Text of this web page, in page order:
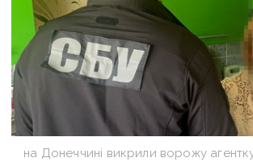
на Донеччині викрили ворожу